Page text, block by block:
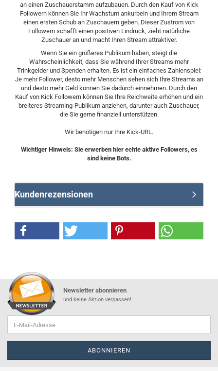
an einen Zuschauerstamm aufzubauen. Durch den Kauf von Kick
Followern können Sie Ihr Wachstum ankurbeln und Ihrem Stream
einen ersten Schub an Zuschauern geben. Dieser Zustrom von
Followern schafft einen positiven Eindruck, zieht natürliche
Zuschauer an und macht Ihren Stream attraktiver.
Wenn Sie ein größeres Publikum haben, steigt die
Wahrscheinlichkeit, dass Sie während Ihrer Streams mehr
Trinkgelder und Spenden erhalten. Es ist ein einfaches Zahlenspiel:
Je mehr Follower, desto mehr Menschen sehen sich Ihre Streams an
und desto mehr Geld können Sie dadurch einnehmen. Durch den
Kauf von Kick Followern können Sie Ihre Reichweite erhöhen und ein
breiteres Streaming-Publikum anziehen, darunter auch Zuschauer,
die Sie gerne finanziell unterstützen.
Wir benötigen nur Ihre Kick-URL.
Wichtiger Hinweis: Sie erwerben hier echte aktive Followers, es
sind keine Bots.
Kundenrezensionen
Newsletter abonnieren
und keine Aktion verpassen!